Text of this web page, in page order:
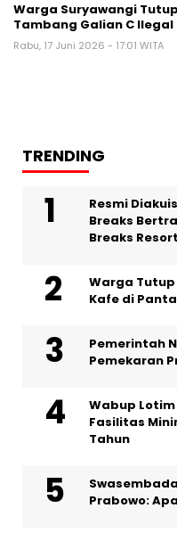
Warga Suryawangi
Tambang Galian C Ilegal
Rabu, 17 Juni 2026 - 17:01 WITA
TRENDING
Resmi
Breaks
Breaks
Warga Tutup
Kafe di
Pemerintah
Pemekaran
Wabup Lotim
Fasilitas
Tahun
Prabowo: